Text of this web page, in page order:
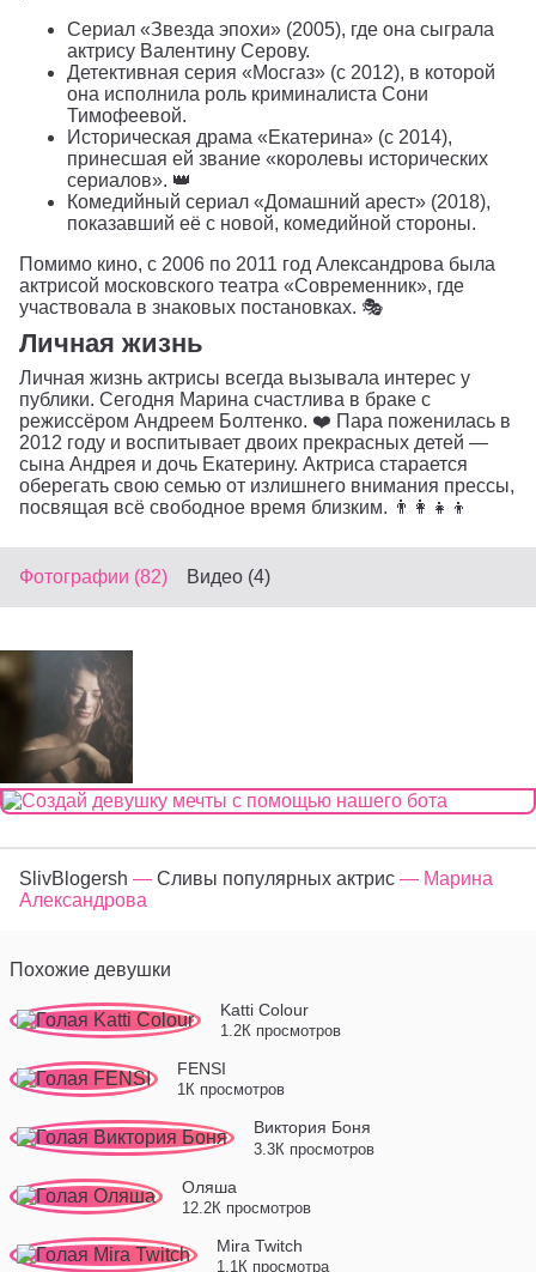
Сериал «Звезда эпохи» (2005), где она сыграла
актрису Валентину Серову.
Детективная серия «Мосгаз» (с 2012), в которой
она исполнила роль криминалиста Сони
Тимофеевой.
Историческая драма «Екатерина» (с 2014),
принесшая ей звание «королевы исторических
сериалов». 👑
Комедийный сериал «Домашний арест» (2018),
показавший её с новой, комедийной стороны.
Помимо кино, с 2006 по 2011 год Александрова была
актрисой московского театра «Современник», где
участвовала в знаковых постановках. 🎭
Личная жизнь
Личная жизнь актрисы всегда вызывала интерес у
публики. Сегодня Марина счастлива в браке с
режиссёром Андреем Болтенко. ❤️ Пара поженилась в
2012 году и воспитывает двоих прекрасных детей —
сына Андрея и дочь Екатерину. Актриса старается
оберегать свою семью от излишнего внимания прессы,
посвящая всё свободное время близким. 👨‍👩‍👧‍👦
Фотографии (82) Видео (4)
SlivBlogersh — Сливы популярных актрис — Марина
Александрова
Похожие девушки
Katti Colour
1.2К просмотров
FENSI
1К просмотров
Виктория Боня
3.3К просмотров
Оляша
12.2К просмотров
Mira Twitch
1.1К просмотра